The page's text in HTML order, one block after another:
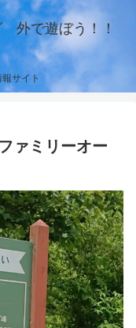
外で遊ぼう！！
サイト
ァミリーオー